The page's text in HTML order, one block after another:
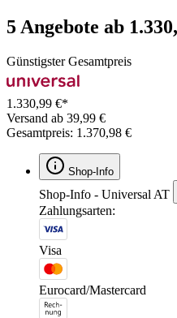
5 Angebote ab
Günstigster Gesamtpreis
1.330,99 €*
Versand ab 39,99 €
Gesamtpreis: 1.370,98 €
Shop-Info
Shop-Info - Universal AT
Zahlungsarten:
Visa
Eurocard/Mastercard